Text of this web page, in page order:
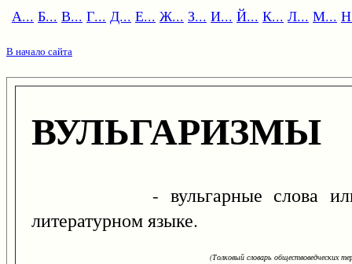
А... Б... В... Г... Д... Е... Ж... З... И... Й... К... Л... М...
В начало сайта
ВУЛЬГАРИЗМЫ
- вульгарные слова или
литературном языке.
(Толковый словарь обществоведческих